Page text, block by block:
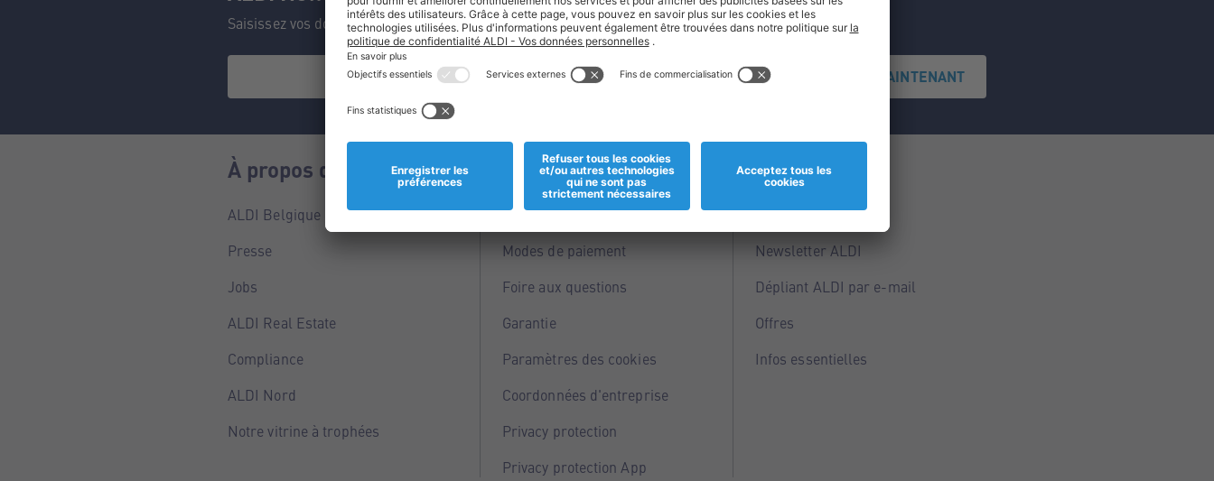
Saisissez vos données et ne manquez aucune de nos offres.
S'INSCRIRE MAINTENANT
À propos de nous
ALDI Belgique
Presse
Jobs
ALDI Real Estate
Compliance
ALDI Nord
Notre vitrine à trophées
Informations
Magasins
Modes de paiement
Foire aux questions
Garantie
Paramètres des cookies
Coordonnées d'entreprise
Privacy protection
Privacy protection App
Service
Points ALDI
Newsletter ALDI
Dépliant ALDI par e-mail
Offres
Infos essentielles